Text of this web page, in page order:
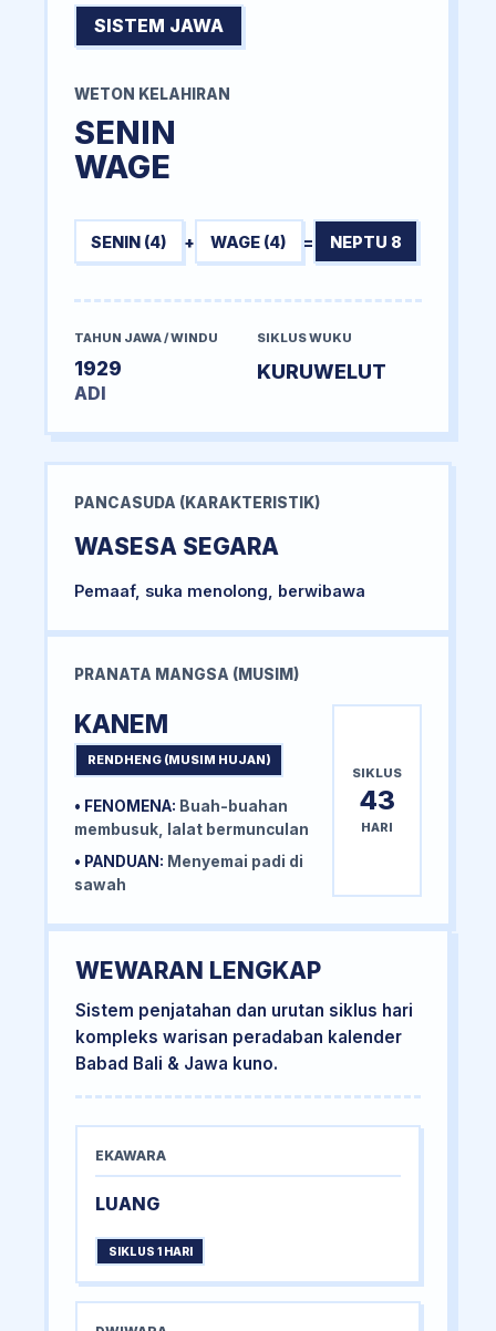
SISTEM JAWA
WETON KELAHIRAN
SENIN
WAGE
SENIN (4) + WAGE (4) = NEPTU 8
TAHUN JAWA / WINDU
1929
ADI
SIKLUS WUKU
KURUWELUT
PANCASUDA (KARAKTERISTIK)
WASESA SEGARA
Pemaaf, suka menolong, berwibawa
PRANATA MANGSA (MUSIM)
KANEM
RENDHENG (MUSIM HUJAN)
• FENOMENA: Buah-buahan
membusuk, lalat bermunculan
• PANDUAN: Menyemai padi di
sawah
SIKLUS
43
HARI
WEWARAN LENGKAP
Sistem penjatahan dan urutan siklus hari
kompleks warisan peradaban kalender
Babad Bali & Jawa kuno.
EKAWARA
LUANG
SIKLUS 1 HARI